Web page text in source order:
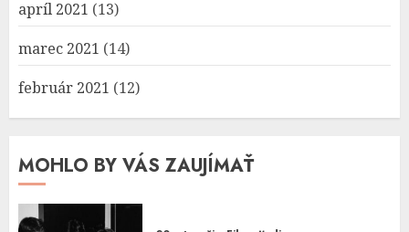
apríl 2021 (13)
marec 2021 (14)
február 2021 (12)
MOHLO BY VÁS ZAUJÍMAŤ